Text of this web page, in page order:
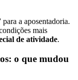
para a aposentadoria.
mais
de atividade.
o que mudou